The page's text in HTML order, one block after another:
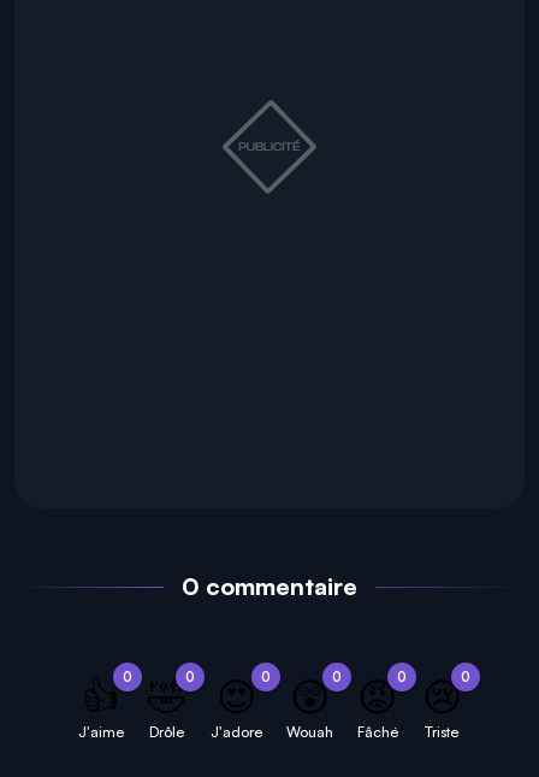
0 commentaire
0
👍
J'aime
0
🤣
Drôle
0
😍
J'adore
0
😲
Wouah
0
😡
Fâché
0
😢
Triste